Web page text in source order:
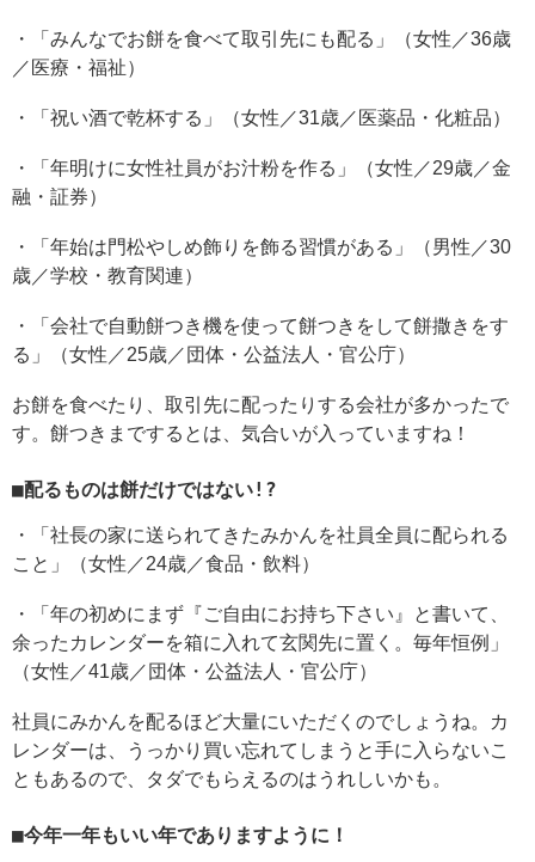
・「みんなでお餅を食べて取引先にも配る」（女性／36歳
／医療・福祉）
・「祝い酒で乾杯する」（女性／31歳／医薬品・化粧品）
・「年明けに女性社員がお汁粉を作る」（女性／29歳／金
融・証券）
・「年始は門松やしめ飾りを飾る習慣がある」（男性／30
歳／学校・教育関連）
・「会社で自動餅つき機を使って餅つきをして餅撒きをす
る」（女性／25歳／団体・公益法人・官公庁）
お餅を食べたり、取引先に配ったりする会社が多かったで
す。餅つきまでするとは、気合いが入っていますね！
■配るものは餅だけではない!?
・「社長の家に送られてきたみかんを社員全員に配られる
こと」（女性／24歳／食品・飲料）
・「年の初めにまず『ご自由にお持ち下さい』と書いて、
余ったカレンダーを箱に入れて玄関先に置く。毎年恒例」
（女性／41歳／団体・公益法人・官公庁）
社員にみかんを配るほど大量にいただくのでしょうね。カ
レンダーは、うっかり買い忘れてしまうと手に入らないこ
ともあるので、タダでもらえるのはうれしいかも。
■今年一年もいい年でありますように！